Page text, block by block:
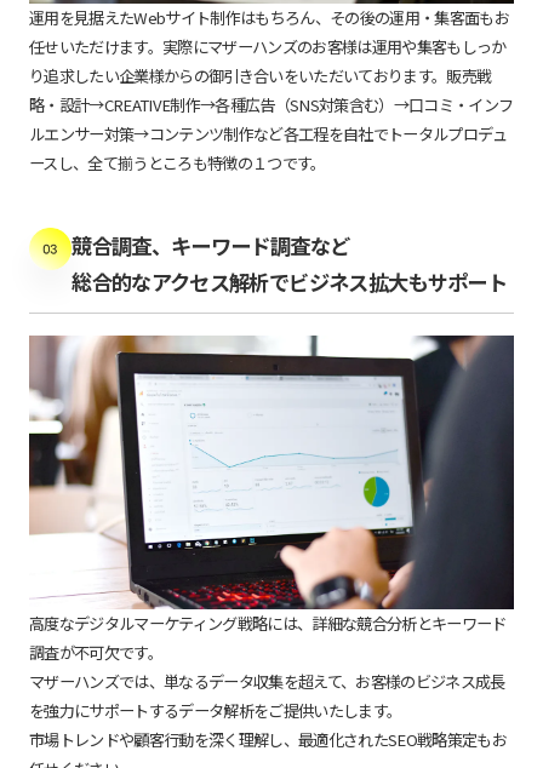
運用を見据えたWebサイト制作はもちろん、その後の運用・集客面もお
任せいただけます。実際にマザーハンズのお客様は運用や集客もしっか
り追求したい企業様からの御引き合いをいただいております。販売戦
略・設計→CREATIVE制作→各種広告（SNS対策含む）→口コミ・インフ
ルエンサー対策→コンテンツ制作など各工程を自社でトータルプロデュ
ースし、全て揃うところも特徴の１つです。
競合調査、キーワード調査など
総合的なアクセス解析でビジネス拡大もサポート
高度なデジタルマーケティング戦略には、詳細な競合分析とキーワード
調査が不可欠です。
マザーハンズでは、単なるデータ収集を超えて、お客様のビジネス成長
を強力にサポートするデータ解析をご提供いたします。
市場トレンドや顧客行動を深く理解し、最適化されたSEO戦略策定もお